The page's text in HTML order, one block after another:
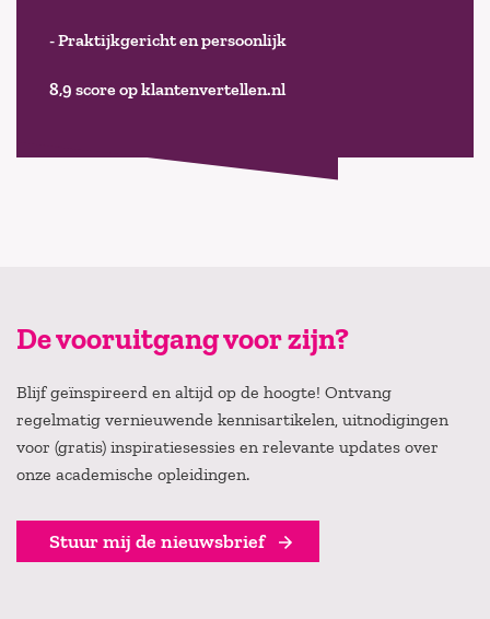
- Praktijkgericht en persoonlijk
8,9 score op klantenvertellen.nl
De vooruitgang voor zijn?
Blijf geïnspireerd en altijd op de hoogte! Ontvang
regelmatig vernieuwende kennisartikelen, uitnodigingen
voor (gratis) inspiratiesessies en relevante updates over
onze academische opleidingen.
Stuur mij de nieuwsbrief